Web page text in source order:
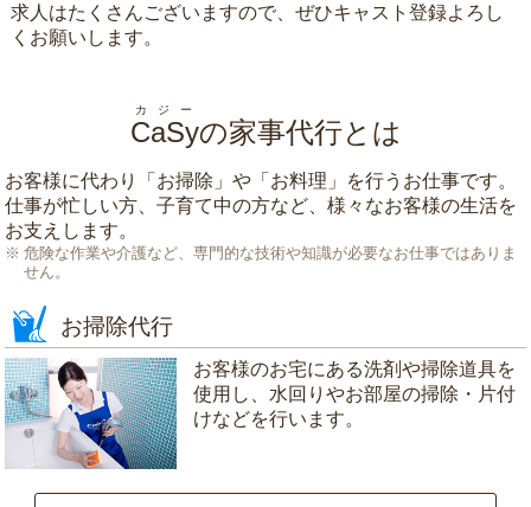
求人はたくさんございますので、ぜひキャスト登録よろし
くお願いします。
CaSy
カジー
の家事代行とは
お客様に代わり「 お掃除 」や「 お料理 」を行うお仕事です。
仕事が忙しい方、子育て中の方など、様々なお客様の生活を
お支えします。
危険な作業や介護など、専門的な技術や知識が必要なお仕事ではありま
せん。
お掃除代行
お客様のお宅にある洗剤や掃除道具を
使用し、水回りやお部屋の掃除・片付
けなどを行います。